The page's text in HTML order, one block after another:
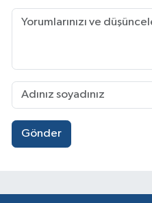
Gönder